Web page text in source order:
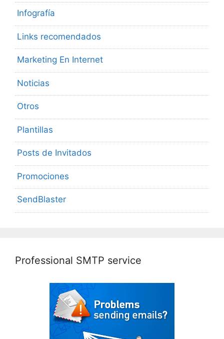
Infografía
Links recomendados
Marketing En Internet
Noticias
Otros
Plantillas
Posts de Invitados
Promociones
SendBlaster
Professional SMTP service